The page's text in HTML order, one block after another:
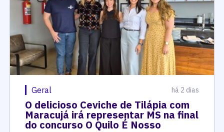
Geral há 2 dias
O delicioso Ceviche de Tilápia com
Maracujá irá representar MS na final
do concurso O Quilo É Nosso